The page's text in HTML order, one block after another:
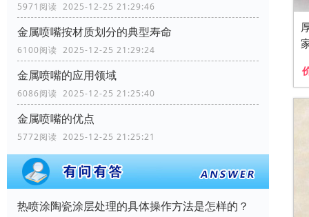
5971阅读 2025-12-25 21:29:46
金属喷嘴按材质划分的典型寿命
6100阅读 2025-12-25 21:29:24
金属喷嘴的应用领域
6086阅读 2025-12-25 21:25:40
金属喷嘴的优点
5772阅读 2025-12-25 21:25:21
热喷涂陶瓷涂层处理的具体操作方法是怎样的？